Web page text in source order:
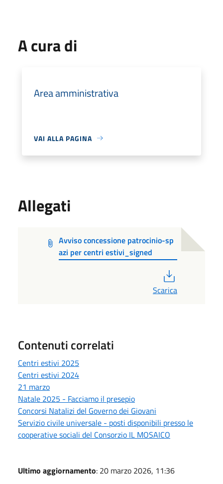
A cura di
Area amministrativa
VAI ALLA PAGINA
Allegati
Avviso concessione patrocinio-sp
azi per centri estivi_signed
Scarica
Contenuti correlati
Centri estivi 2025
Centri estivi 2024
21 marzo
Natale 2025 - Facciamo il presepio
Concorsi Natalizi del Governo dei Giovani
Servizio civile universale - posti disponibili presso le
cooperative sociali del Consorzio IL MOSAICO
Ultimo aggiornamento: 20 marzo 2026, 11:36